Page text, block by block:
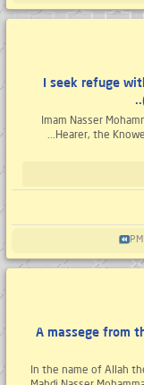
I seek refuge
- 6 - Imam Nasser
Hearer, the
A massege from
In the name of Allah